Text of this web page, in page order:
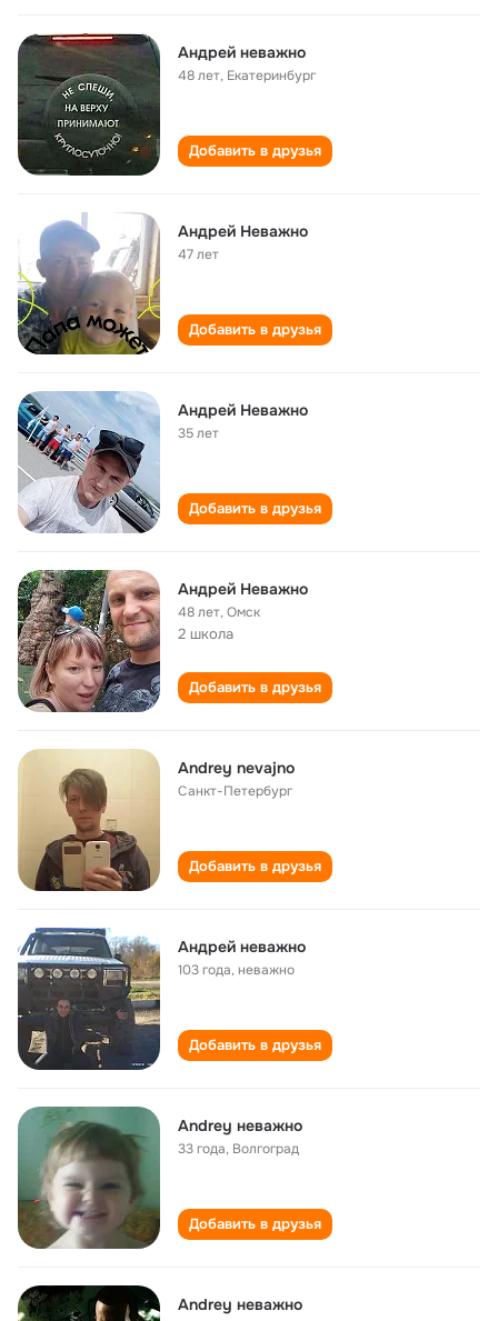
Андрей неважно
48 лет, Екатеринбург
Добавить в друзья
Андрей Неважно
47 лет
Добавить в друзья
Андрей Неважно
35 лет
Добавить в друзья
Андрей Неважно
48 лет,Омск
2 школа
Добавить в друзья
Andrey nevajno
Санкт-Петербург
Добавить в друзья
Андрей неважно
103 года,неважно
Добавить в друзья
Andrey неважно
33 года, Волгоград
Добавить в друзья
Andrey неважно